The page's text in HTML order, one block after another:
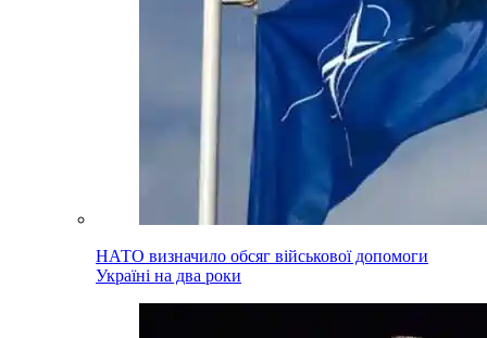
НАТО визначило обсяг військової допомоги
Україні на два роки